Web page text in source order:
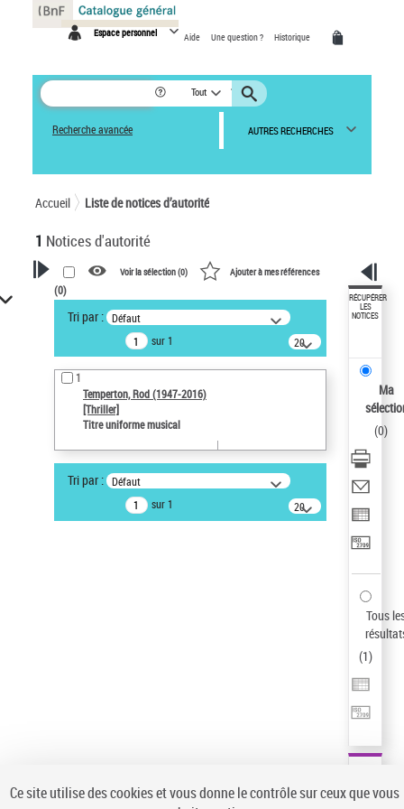
Espace personnel Aide Une question ? Historique
Tout
Recherche avancée AUTRES RECHERCHES
Accueil Liste de notices d’autorité
1 Notices d'autorité
VOTRE RECHERCHE
Recherche avancée dans les
notices d’autorité
Œuvres liées à l'auteur :
Temperton, Rod (1947-2016)
Auteur d’œuvre
Type de notice d'autorité
Titre uniforme musical
Statut de la notice d’autorité
Voir la sélection (0) Ajouter à mes références
(0)
Tri par : Défaut
sur 1
20
résultats/page
1
Temperton, Rod (1947-2016)
[Thriller]
Titre uniforme musical
Tri par : Défaut
sur 1
20
résultats/page
RÉCUPÉRER
LES
NOTICES
Ma
(0)
Tous
(1)
Panneau de gestion des cookies
Ce site utilise des cookies et vous donne le contrôle sur ceux que vous